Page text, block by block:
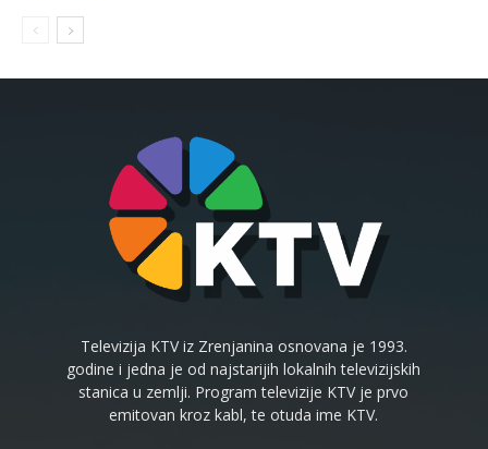
Televizija KTV iz Zrenjanina osnovana je 1993.
godine i jedna je od najstarijih lokalnih televizijskih
stanica u zemlji. Program televizije KTV je prvo
emitovan kroz kabl, te otuda ime KTV.